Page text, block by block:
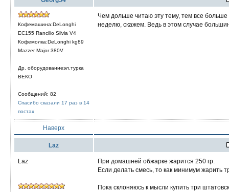
Кофемашина:DeLonghi
EC155 Rancilio Silvia V4
Кофемолка:DeLonghi kg89
Mazzer Major 380V
Др. оборудованиеэл.турка
ВЕКО
Сообщений: 82
Спасибо сказали 17 раз в 14
постах
Чем дольше читаю эту тему, тем все
неделю, скажем. Ведь в этом случае
Наверх
Laz
Laz
При домашней обжарке жарится 250 гр.
Если делать смесь, то как минимум жарить
Пока склоняюсь к мысли купить три